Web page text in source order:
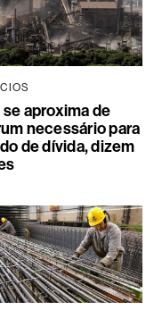
se aproxima de
necessário para
de dívida, dizem